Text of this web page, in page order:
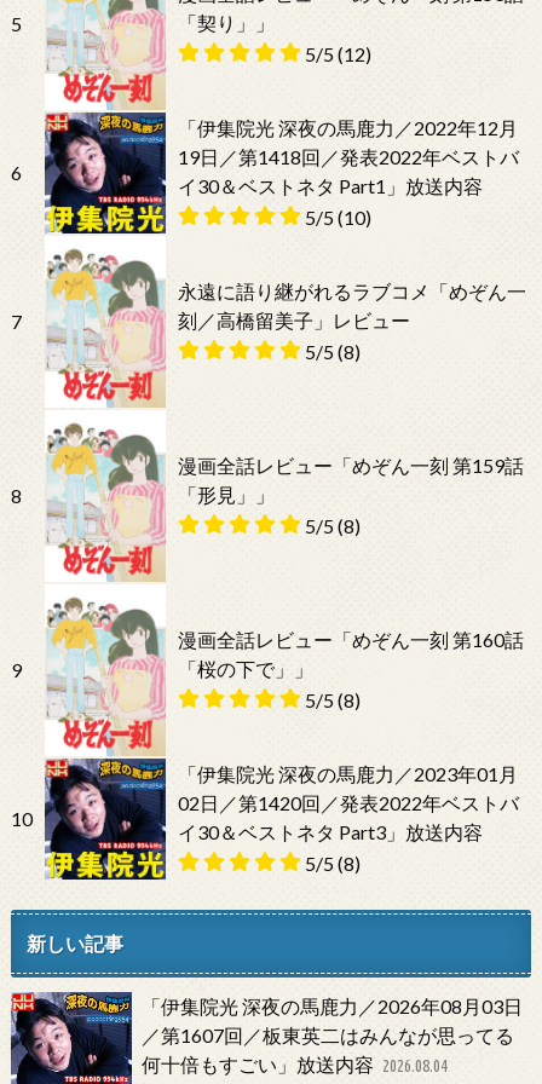
5
「契り」」
5/5(12)
6
「伊集院光 深夜の馬鹿力／2022年12月
19日／第1418回／発表2022年ベストバ
イ30＆ベストネタ Part1」放送内容
5/5(10)
7
永遠に語り継がれるラブコメ「めぞん一
刻／高橋留美子」レビュー
5/5(8)
8
漫画全話レビュー「めぞん一刻 第159話
「形見」」
5/5(8)
9
漫画全話レビュー「めぞん一刻 第160話
「桜の下で」」
5/5(8)
10
「伊集院光 深夜の馬鹿力／2023年01月
02日／第1420回／発表2022年ベストバ
イ30＆ベストネタ Part3」放送内容
5/5(8)
新しい記事
「伊集院光 深夜の馬鹿力／2026年08月03日
／第1607回／板東英二はみんなが思ってる
何十倍もすごい」放送内容 2026.08.04